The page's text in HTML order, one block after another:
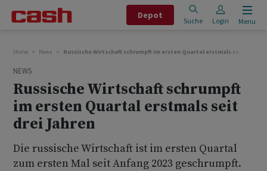
Depot
Suche Login Menu
Home News Russische Wirtschaft schrumpft im ersten Quartal erstmals seit drei
NEWS
Russische Wirtschaft schrumpft
im ersten Quartal erstmals seit
drei Jahren
Die russische Wirtschaft ist im ersten Quartal
zum ersten Mal seit Anfang 2023 geschrumpft.